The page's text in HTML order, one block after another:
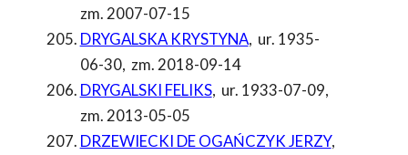
zm. 2007-07-15
DRYGALSKA KRYSTYNA, ur. 1935-
06-30, zm. 2018-09-14
DRYGALSKI FELIKS, ur. 1933-07-09,
zm. 2013-05-05
DRZEWIECKI DE OGAŃCZYK JERZY,